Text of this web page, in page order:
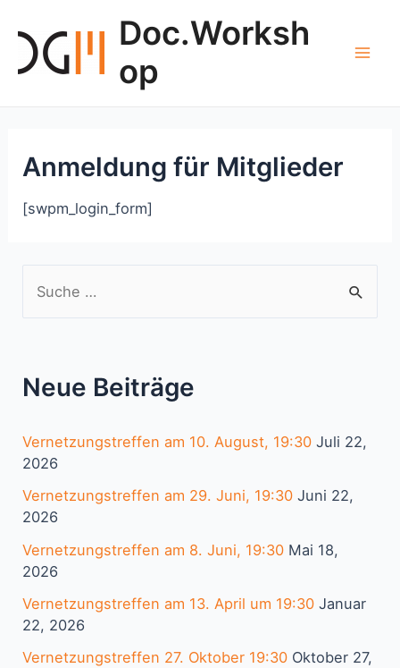
Inhalt
springen
Doc.Worksh
op
Anmeldung für Mitglieder
[swpm_login_form]
e
n
c
:
Neue Beiträge
Vernetzungstreffen am 10. August, 19:30 Juli 22,
2026
Vernetzungstreffen am 29. Juni, 19:30 Juni 22,
2026
Vernetzungstreffen am 8. Juni, 19:30 Mai 18,
2026
Vernetzungstreffen am 13. April um 19:30 Januar
22, 2026
Vernetzungstreffen 27. Oktober 19:30 Oktober 27,